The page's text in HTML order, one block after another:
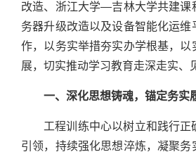
改造、浙江大学—吉林大学共建课
务器升级改造以及设备智能化运维
作，以务实举措夯实办学根基，以
展，切实推动学习教育走深走实、
一、深化思想铸魂，锚定务实
工程训练中心以树立和践行正
引领，持续强化思想淬炼，凝聚务